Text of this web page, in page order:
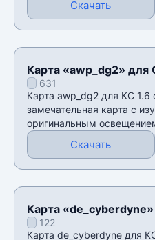
Скачать
Карта «awp_dg2» для
631
Карта awp_dg2 для КС 1.6
замечательная карта с
оригинальным
Скачать
Карта «de_cyberdyne»
122
Карта de_cyberdyne для